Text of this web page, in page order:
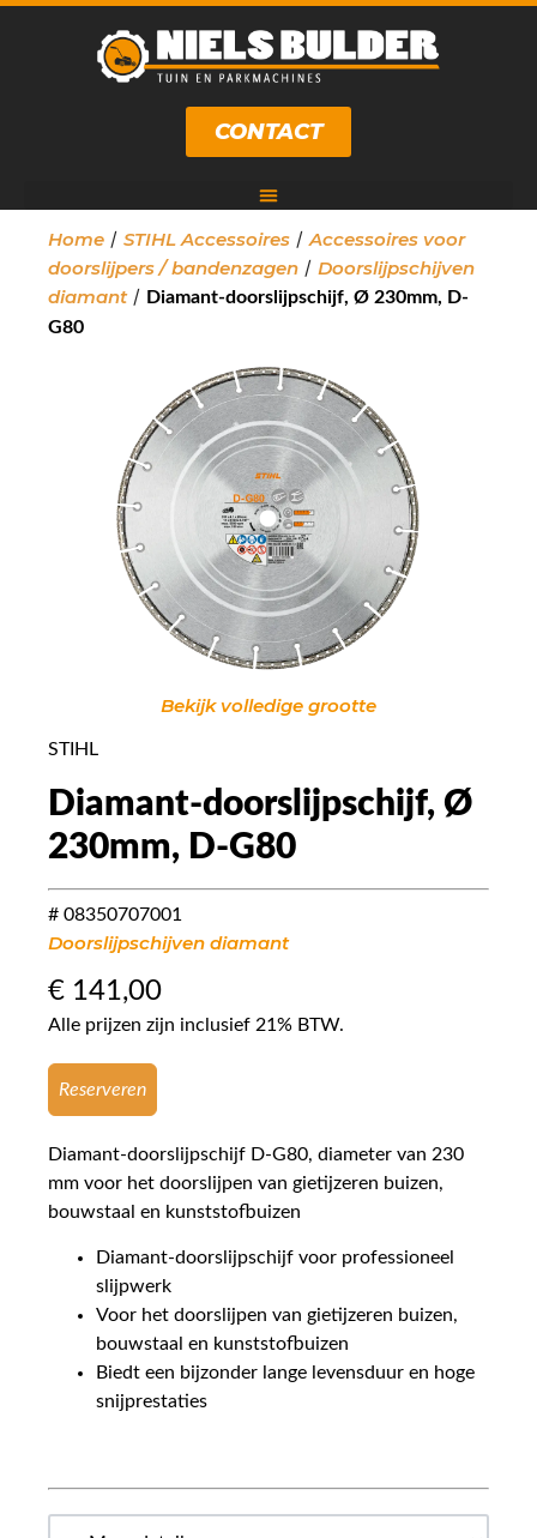
CONTACT
Home / STIHL Accessoires / Accessoires voor
doorslijpers / bandenzagen / Doorslijpschijven
diamant/ Diamant-doorslijpschijf, Ø 230mm, D-
G80
Bekijk volledige grootte
STIHL
Diamant-doorslijpschijf, Ø
230mm, D-G80
# 08350707001
Doorslijpschijven diamant
€ 141,00
Alle prijzen zijn inclusief 21% BTW.
Reserveren
Diamant-doorslijpschijf D-G80, diameter van 230
mm voor het doorslijpen van gietijzeren buizen,
bouwstaal en kunststofbuizen
Diamant-doorslijpschijf voor professioneel
slijpwerk
Voor het doorslijpen van gietijzeren buizen,
bouwstaal en kunststofbuizen
Biedt een bijzonder lange levensduur en hoge
snijprestaties